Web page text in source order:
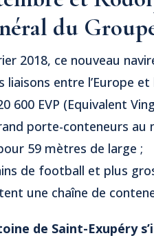
du
2018, ce nouveau
entre l’Europe et
600 EVP (Equivalent
porte-conteneurs
59 mètres de large ;
de football et plus
une chaîne de
de Saint-Exupéry